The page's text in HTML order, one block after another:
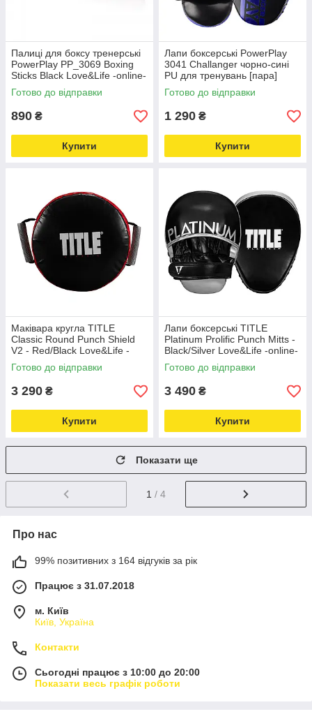
Палиці для боксу тренерські
PowerPlay PP_3069 Boxing
Sticks Black Love&Life -online-
multimarket-
Готово до відправки
890 ₴
Купити
Лапи боксерські PowerPlay
3041 Challanger чорно-сині
PU для тренувань [пара]
Love&Life -online-multimarket-
Готово до відправки
1 290 ₴
Купити
Маківара кругла TITLE
Classic Round Punch Shield
V2 - Red/Black Love&Life -
online-multimarket-
Готово до відправки
3 290 ₴
Купити
Лапи боксерські TITLE
Platinum Prolific Punch Mitts -
Black/Silver Love&Life -online-
multimarket-
Готово до відправки
3 490 ₴
Купити
Показати ще
1 / 4
Про нас
99% позитивних з 164 відгуків за рік
Працює з 31.07.2018
м. Київ
Київ, Україна
Контакти
Сьогодні працює з 10:00 до 20:00
Показати весь графік роботи